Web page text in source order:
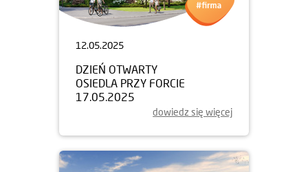
12.05.2025
DZIEŃ OTWARTY
OSIEDLA PRZY FORCIE
17.05.2025
dowiedz się więcej